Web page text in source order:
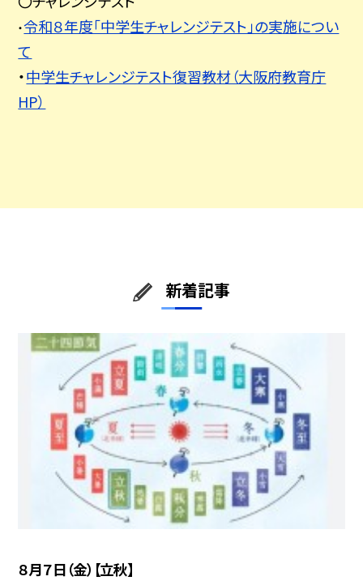
・令和８年度「中学生チャレンジテスト」の実施につい
て
・中学生チャレンジテスト復習教材（大阪府教育庁
HP）
新着記事
８月７日（金）【立秋】